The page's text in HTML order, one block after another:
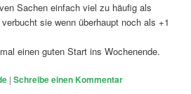
Sachen einfach viel zu häufig als
sie wenn überhaupt noch als +1
einen guten Start ins Wochenende.
|Schreibe einen Kommentar